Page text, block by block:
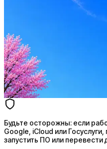
Стратегия поиска с
Будьте осторожны: если
Google, iCloud или Госуслуги,
запустить ПО или